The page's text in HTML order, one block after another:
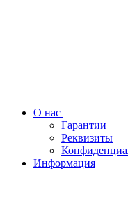
О нас
Гарантии
Реквизиты
Информация